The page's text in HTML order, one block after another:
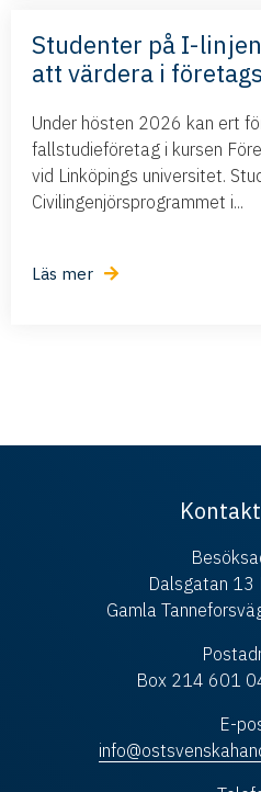
Studenter på I-
att värdera i
Under hösten 2026 kan ert
fallstudieföretag i kursen
vid Linköpings universitet.
Civilingenjörsprogrammet i...
Läs mer
Dalsgatan 13
Gamla
Box 214 601
E-